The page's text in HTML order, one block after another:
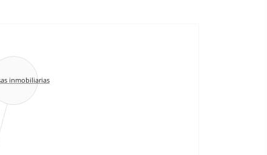
inmobiliarias